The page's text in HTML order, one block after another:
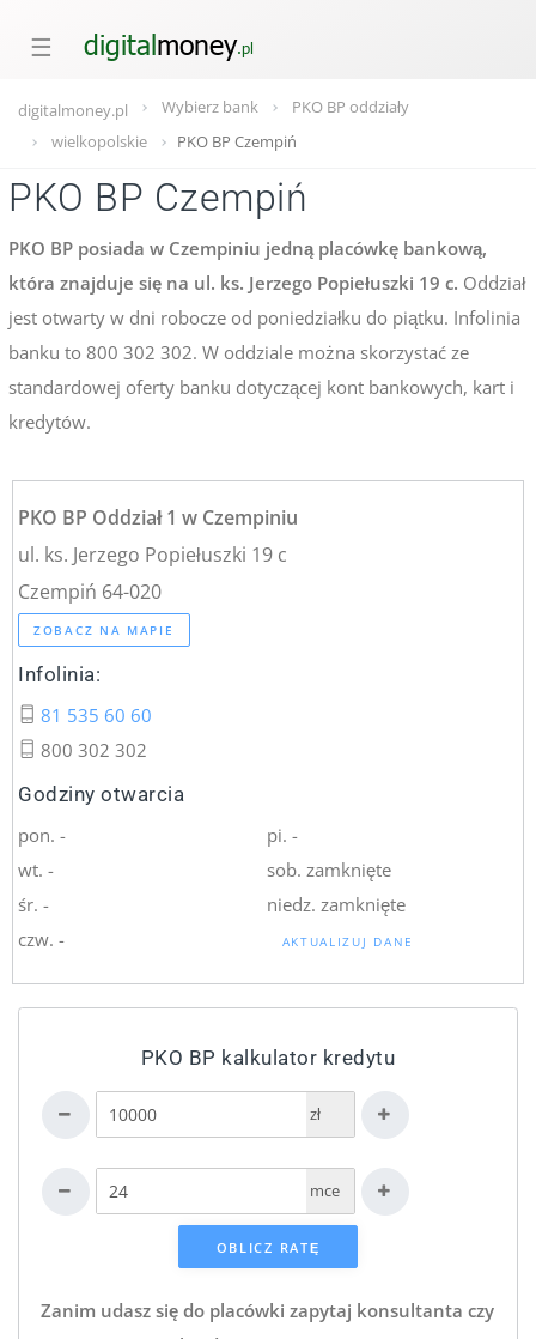
☰
digitalmoney.pl Wybierz bank
PKO BP oddziały
wielkopolskie
PKO BP Czempiń
PKO BP Czempiń
PKO BP posiada w Czempiniu jedną placówkę bankową,
która znajduje się na ul. ks. Jerzego Popiełuszki 19 c. Oddział
jest otwarty w dni robocze od poniedziałku do piątku. Infolinia
banku to 800 302 302. W oddziale można skorzystać ze
standardowej oferty banku dotyczącej kont bankowych, kart i
kredytów.
PKO BP Oddział 1 w Czempiniu
ul. ks. Jerzego Popiełuszki 19 c
Czempiń 64-020
ZOBACZ NA MAPIE
Infolinia:
81 535 60 60
800 302 302
Godziny otwarcia
pon. -
wt. -
śr. -
czw. -
pi. -
sob. zamknięte
niedz. zamknięte
AKTUALIZUJ DANE
PKO BP kalkulator kredytu
zł
mce
Zanim udasz się do placówki zapytaj konsultanta czy